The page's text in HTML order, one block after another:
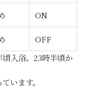
ON
OFF
頃入浴。23時半頃か
います。